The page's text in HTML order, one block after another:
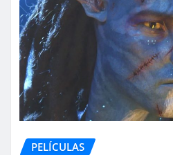
PELÍCULAS